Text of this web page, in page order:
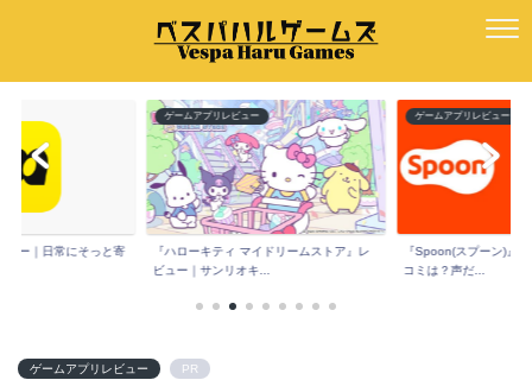
ュー｜日常にそっと寄
ゲームアプリレビュー
『ハローキティ マイドリームストア』レ
ビュー｜サンリオキ...
ゲームアプリレビュー
『Spoon(スプーン)』
コミは？声だ...
ゲームアプリレビュー PR